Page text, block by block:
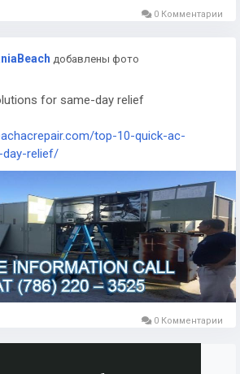
0 Комментарии
добавлены фото
for same-day relief
top-10-quick-ac-
relief/
0 Комментарии